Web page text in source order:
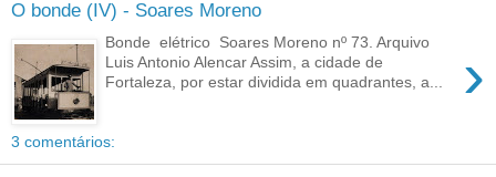
O bonde (IV) - Soares Moreno
›
Bonde elétrico Soares Moreno nº 73. Arquivo
Luis Antonio Alencar Assim, a cidade de
Fortaleza, por estar dividida em quadrantes, a...
3 comentários: